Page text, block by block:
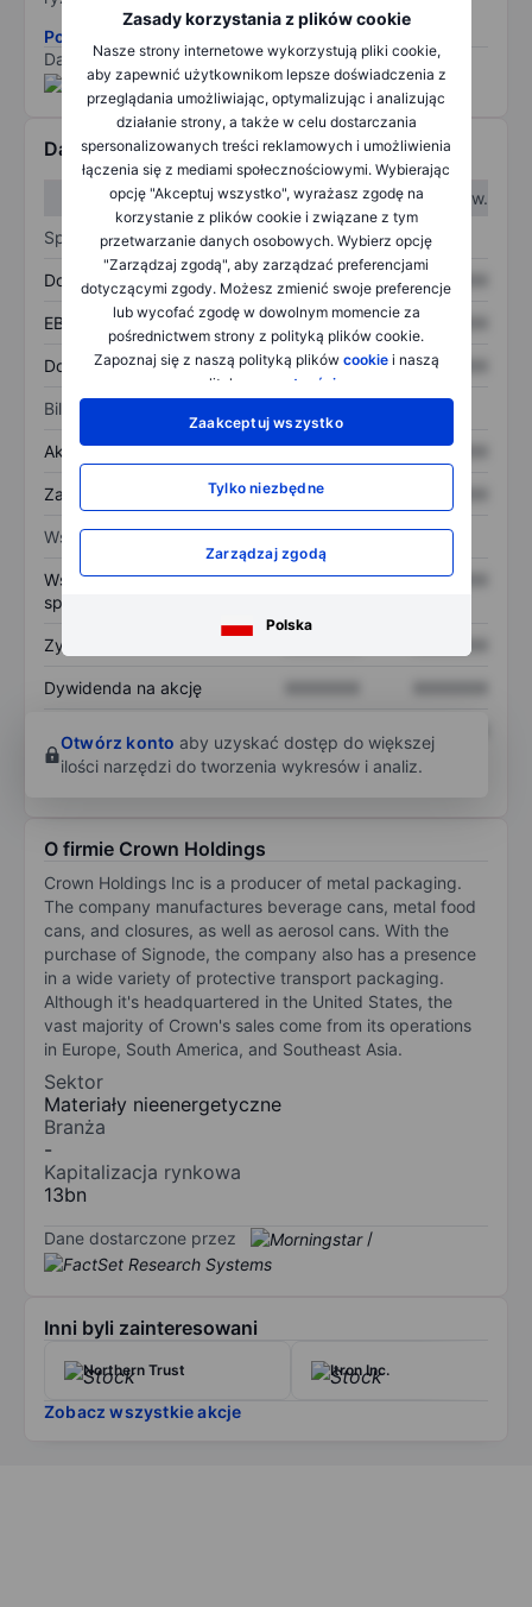
Zasady korzystania z plików cookie
Nasze strony internetowe wykorzystują pliki cookie,
aby zapewnić użytkownikom lepsze doświadczenia z
przeglądania umożliwiając, optymalizując i analizując
działanie strony, a także w celu dostarczania
spersonalizowanych treści reklamowych i umożliwienia
łączenia się z mediami społecznościowymi. Wybierając
opcję "Akceptuj wszystko", wyrażasz zgodę na
korzystanie z plików cookie i związane z tym
przetwarzanie danych osobowych. Wybierz opcję
"Zarządzaj zgodą", aby zarządzać preferencjami
dotyczącymi zgody. Możesz zmienić swoje preferencje
lub wycofać zgodę w dowolnym momencie za
pośrednictwem strony z polityką plików cookie.
Zapoznaj się z naszą polityką plików cookiei naszą
polityką
prywatności
Zaakceptuj wszystko
Tylko niezbędne
Zarządzaj zgodą
Polska
Pobierz metodologię ryzyka ESG.
Dane dostarczone przez
/
Dane finansowe
W I kw.
W II kw.
Sprawozdanie z zysków
Dochód XXXXXXX XXXXXXX
EBITDA XXXXXXX XXXXXXX
Dochód netto XXXXXXX XXXXXXX
Bilans
Aktywa ogółem XXXXXXX XXXXXXX
Zadłużenie ogółem XXXXXXX
Wskaźniki
Współczynnik cena do
sprzedaży
XXXXXXX XXXXXXX
Zysk na akcję
Dywidenda na akcję
własnego
Otwórz konto aby uzyskać dostęp do większej
ilości narzędzi do tworzenia wykresów i analiz.
O firmie Crown Holdings
Crown Holdings Inc is a producer of metal packaging.
The company manufactures beverage cans, metal food
cans, and closures, as well as aerosol cans. With the
purchase of Signode, the company also has a presence
in a wide variety of protective transport packaging.
Although it's headquartered in the United States, the
vast majority of Crown's sales come from its operations
in Europe, South America, and Southeast Asia.
Sektor
Materiały nieenergetyczne
Branża
-
Kapitalizacja rynkowa
13bn
Dane dostarczone przez /
Inni byli zainteresowani
Northern Trust Itron Inc.
Zobacz wszystkie akcje